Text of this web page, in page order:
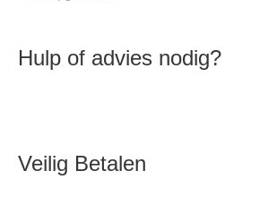
Hulp of advies nodig?
Veilig Betalen